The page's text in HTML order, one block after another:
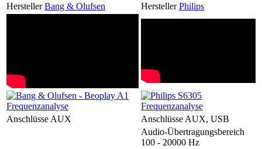
Hersteller Bang & Olufsen Hersteller Philips
Anschlüsse AUX Anschlüsse AUX, USB
Audio-Übertragungsbereich
100 - 20000 Hz